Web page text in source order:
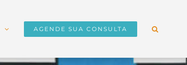
AGENDE SUA CONSULTA